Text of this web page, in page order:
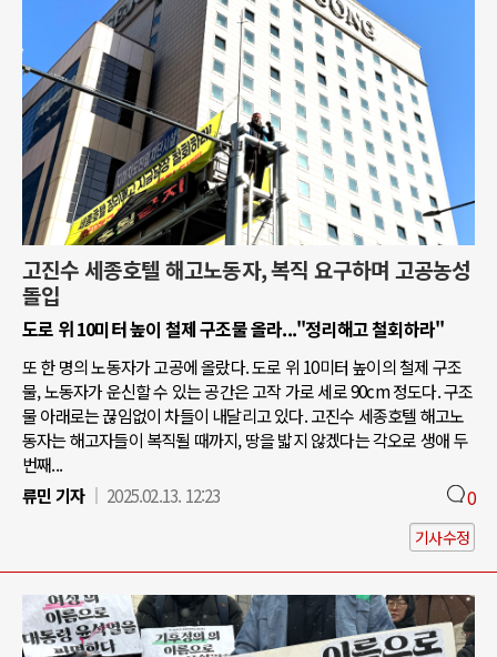
고진수 세종호텔 해고노동자, 복직 요구하며 고공농성
돌입
도로 위 10미터 높이 철제 구조물 올라..."정리해고 철회하라"
또 한 명의 노동자가 고공에 올랐다. 도로 위 10미터 높이의 철제 구조
물, 노동자가 운신할 수 있는 공간은 고작 가로 세로 90cm 정도다. 구조
물 아래로는 끊임없이 차들이 내달리고 있다. 고진수 세종호텔 해고노
동자는 해고자들이 복직될 때까지, 땅을 밟지 않겠다는 각오로 생애 두
번째...
류민 기자
2025.02.13. 12:23 0
기사수정